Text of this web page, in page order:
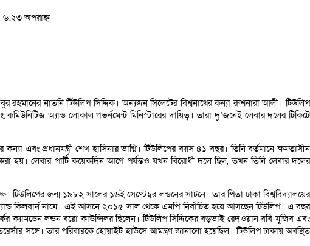
৬:২৩ অপরাহ্ন
নাতনি টিউলিপ সিদ্দিক। অন্যজন সিলেটের বিশ্বনাথের কন্যা রুশনারা আলী। টিউলিপ
কমিউনিটিজ অ্যান্ড লোকাল গভর্নমেন্ট মিনিস্টারের দায়িত্ব। তারা দু’জনেই লেবার দলের টিকিটে
এবং প্রধানমন্ত্রী শেখ হাসিনার ভাগ্নি। টিউলিপের বয়স ৪১ বছর। তিনি বর্তমানে ক্ষমতাসীন
হয়। লেবার পার্টি কয়েকদিন আগে পর্যন্তও যখন বিরোধী দলে ছিল, তখন তিনি লেবার দলের
টিউলিপের জন্ম ১৯৮২ সালের ১৬ই সেপ্টেম্বর লন্ডনের সাটনে। তার পিতা ঢাকা বিশ্ববিদ্যালয়ের
কিলবার্ন নামে। এই আসনে ২০১৫ সাল থেকে এমপি নির্বাচিত হয়ে আসছেন টিউলিপ। এ বছর
ক্যামডেন লন্ডন বরো কাউন্সিলর ছিলেন। টিউলিপ সিদ্দিকের বড়ভাই রেদওয়ান ববি মুজিব এবং
সঙ্গে। তার পরিবারকে হোয়াইট হাউসে আমন্ত্রণ জানানো হয়েছিল। টিউলিপ ঢাকায় অবস্থিত